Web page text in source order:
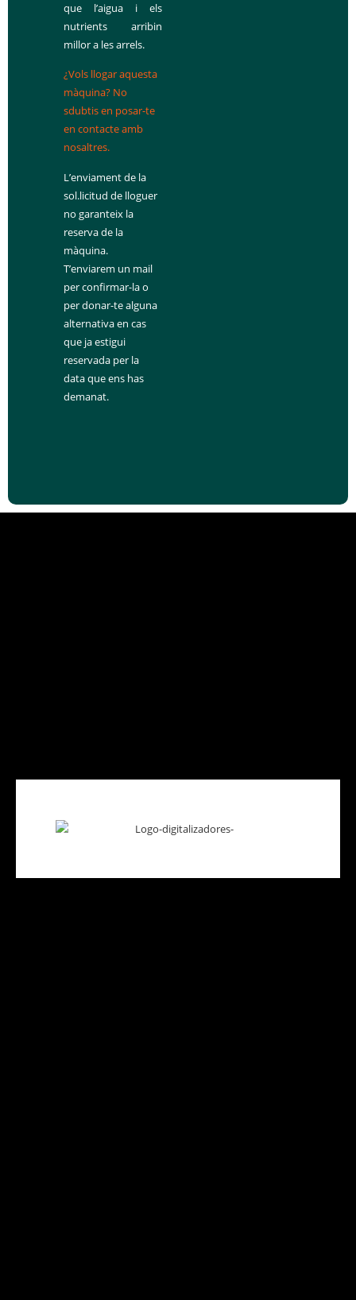
que l’aigua i els
nutrients arribin
millor a les arrels.
¿Vols llogar aquesta
màquina? No
sdubtis en posar-te
en contacte amb
nosaltres.
L’enviament de la
sol.licitud de lloguer
no garanteix la
reserva de la
màquina.
T’enviarem un mail
per confirmar-la o
per donar-te alguna
alternativa en cas
que ja estigui
reservada per la
data que ens has
demanat.